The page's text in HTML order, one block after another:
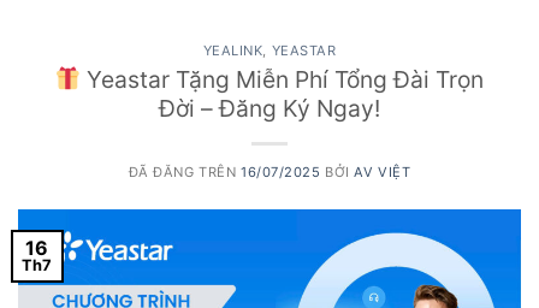
YEALINK, YEASTAR
Yeastar Tặng Miễn Phí Tổng Đài Trọn
Đời – Đăng Ký Ngay!
ĐÃ ĐĂNG TRÊN 16/07/2025 BỞIAV VIỆT
16
Th7